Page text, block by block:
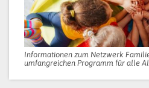
Informationen zum Netzwerk
umfangreichen Programm für alle